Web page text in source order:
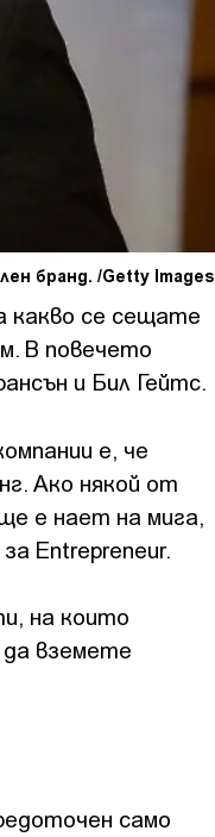
бранд. /Getty Images
какво се сещате
В повечето
и Бил Гейтс.
е, че
Ако някой от
е нает на мига,
Entrepreneur.
на които
да вземете
само